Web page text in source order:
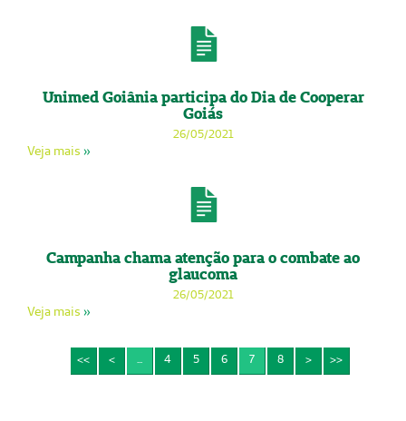
Unimed Goiânia participa do Dia de Cooperar
Goiás
26/05/2021
Veja mais »
Campanha chama atenção para o combate ao
glaucoma
26/05/2021
Veja mais »
<< < ... 4 5 6 7 8 > >>